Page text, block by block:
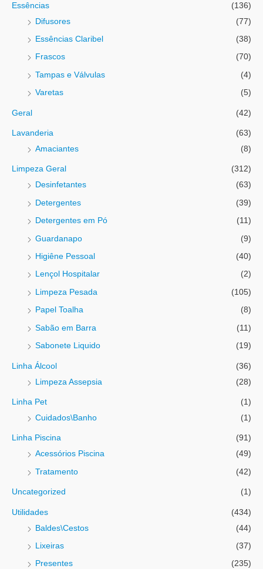
Essências
(136)
Difusores
(77)
Essências Claribel (38)
Frascos (70)
Tampas e Válvulas (4)
Varetas (5)
Geral (42)
Lavanderia
(63)
Amaciantes
(8)
Limpeza Geral
(312)
Desinfetantes
(63)
Detergentes (39)
Detergentes em Pó (11)
Guardanapo (9)
Higiêne Pessoal (40)
Lençol Hospitalar (2)
Limpeza Pesada (105)
Papel Toalha (8)
Sabão em Barra (11)
Sabonete Liquido (19)
Linha Álcool
(36)
Limpeza Assepsia
(28)
Linha Pet
(1)
Cuidados\Banho
(1)
Linha Piscina
(91)
Acessórios Piscina
(49)
Tratamento (42)
Uncategorized (1)
Utilidades
(434)
Baldes\Cestos
(44)
Lixeiras (37)
Presentes (235)